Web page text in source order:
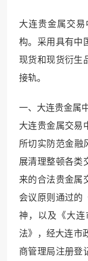
大连贵金属交
构。采用具有中
现货和现货衍生
接轨。
一、大连贵金属
大连贵金属交易
所切实防范金融
展清理整顿各类
来的合法贵金属
会议原则通过的
神，以及《大
法》，经大连市
商管理局注册登